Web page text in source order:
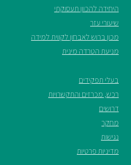
היחידה להכוון תעסוקתי
שיעורי עזר
מכון ברוש לאבחון לקווית למידה
מניעת הטרדה מינית
בעלי תפקידים
רכש, מכרזים והתקשרויות
דרושים
מחקר
נגישות
מדיניות פרטיות